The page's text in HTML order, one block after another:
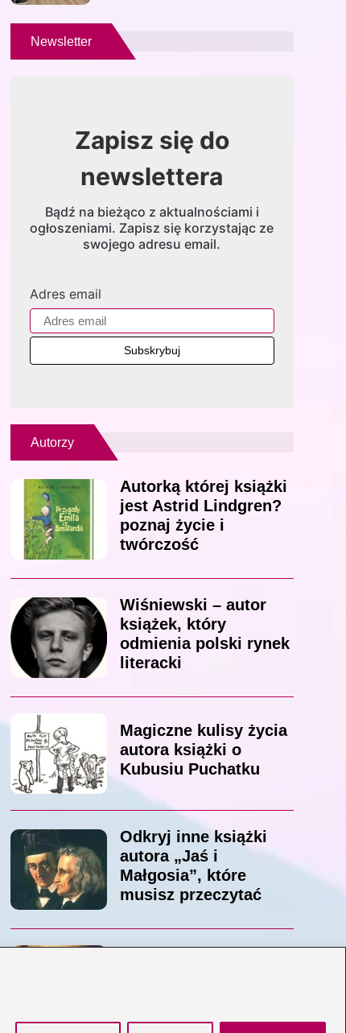
Newsletter
Zapisz się do
newslettera
Bądź na bieżąco z aktualnościami i
ogłoszeniami. Zapisz się korzystając ze
swojego adresu email.
Adres email
Autorzy
Autorką której książki
jest Astrid Lindgren?
poznaj życie i
twórczość
Wiśniewski – autor
książek, który
odmienia polski rynek
literacki
Magiczne kulisy życia
autora książki o
Kubusiu Puchatku
Odkryj inne książki
autora „Jaś i
Małgosia”, które
musisz przeczytać